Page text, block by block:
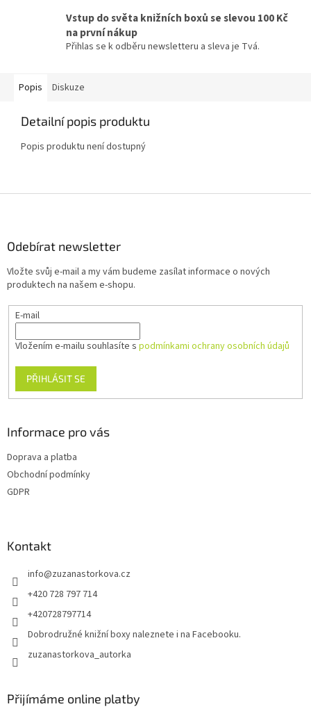
Vstup do světa knižních boxů se slevou 100 Kč
na první nákup
Přihlas se k odběru newsletteru a sleva je Tvá.
Popis Diskuze
Detailní popis produktu
Popis produktu není dostupný
Odebírat newsletter
Vložte svůj e-mail a my vám budeme zasílat informace o nových
produktech na našem e-shopu.
E-mail
Vložením e-mailu souhlasíte s podmínkami ochrany osobních údajů
PŘIHLÁSIT SE
Informace pro vás
Doprava a platba
Obchodní podmínky
GDPR
Kontakt
info@zuzanastorkova.cz
+420 728 797 714
+420728797714
Dobrodružné knižní boxy naleznete i na Facebooku.
zuzanastorkova_autorka
Přijímáme online platby